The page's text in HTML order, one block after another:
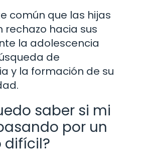
común que las hijas
rechazo hacia sus
la adolescencia
de
y la formación de su
saber si mi
por un